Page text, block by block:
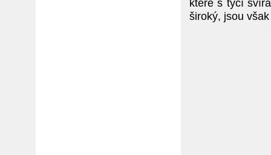
které s tyčí
široký, jsou